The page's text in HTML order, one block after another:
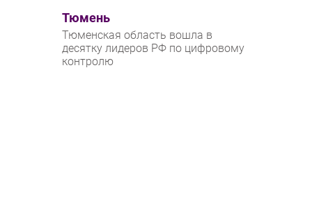
Тюмень
Тюменская область вошла в
десятку лидеров РФ по цифровому
контролю